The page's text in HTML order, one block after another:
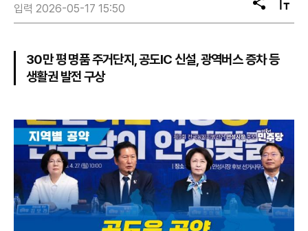
입력 2026-05-17 15:50
공
유
텍
스
30만 평 명품 주거단지, 공도IC 신설, 광역버스 증차 등
생활권 발전 구상